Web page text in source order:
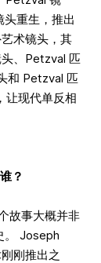
重生，推出
术镜头，其
、Petzval 匹
和 Petzval 匹
让现代单反相
？
故事大概并非
。 Joseph
刚推出之